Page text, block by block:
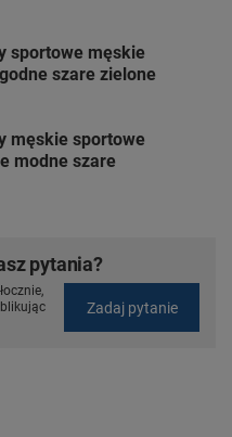
sportowe męskie
szare zielone
męskie sportowe
modne szare
pytania?
Zadaj pytanie